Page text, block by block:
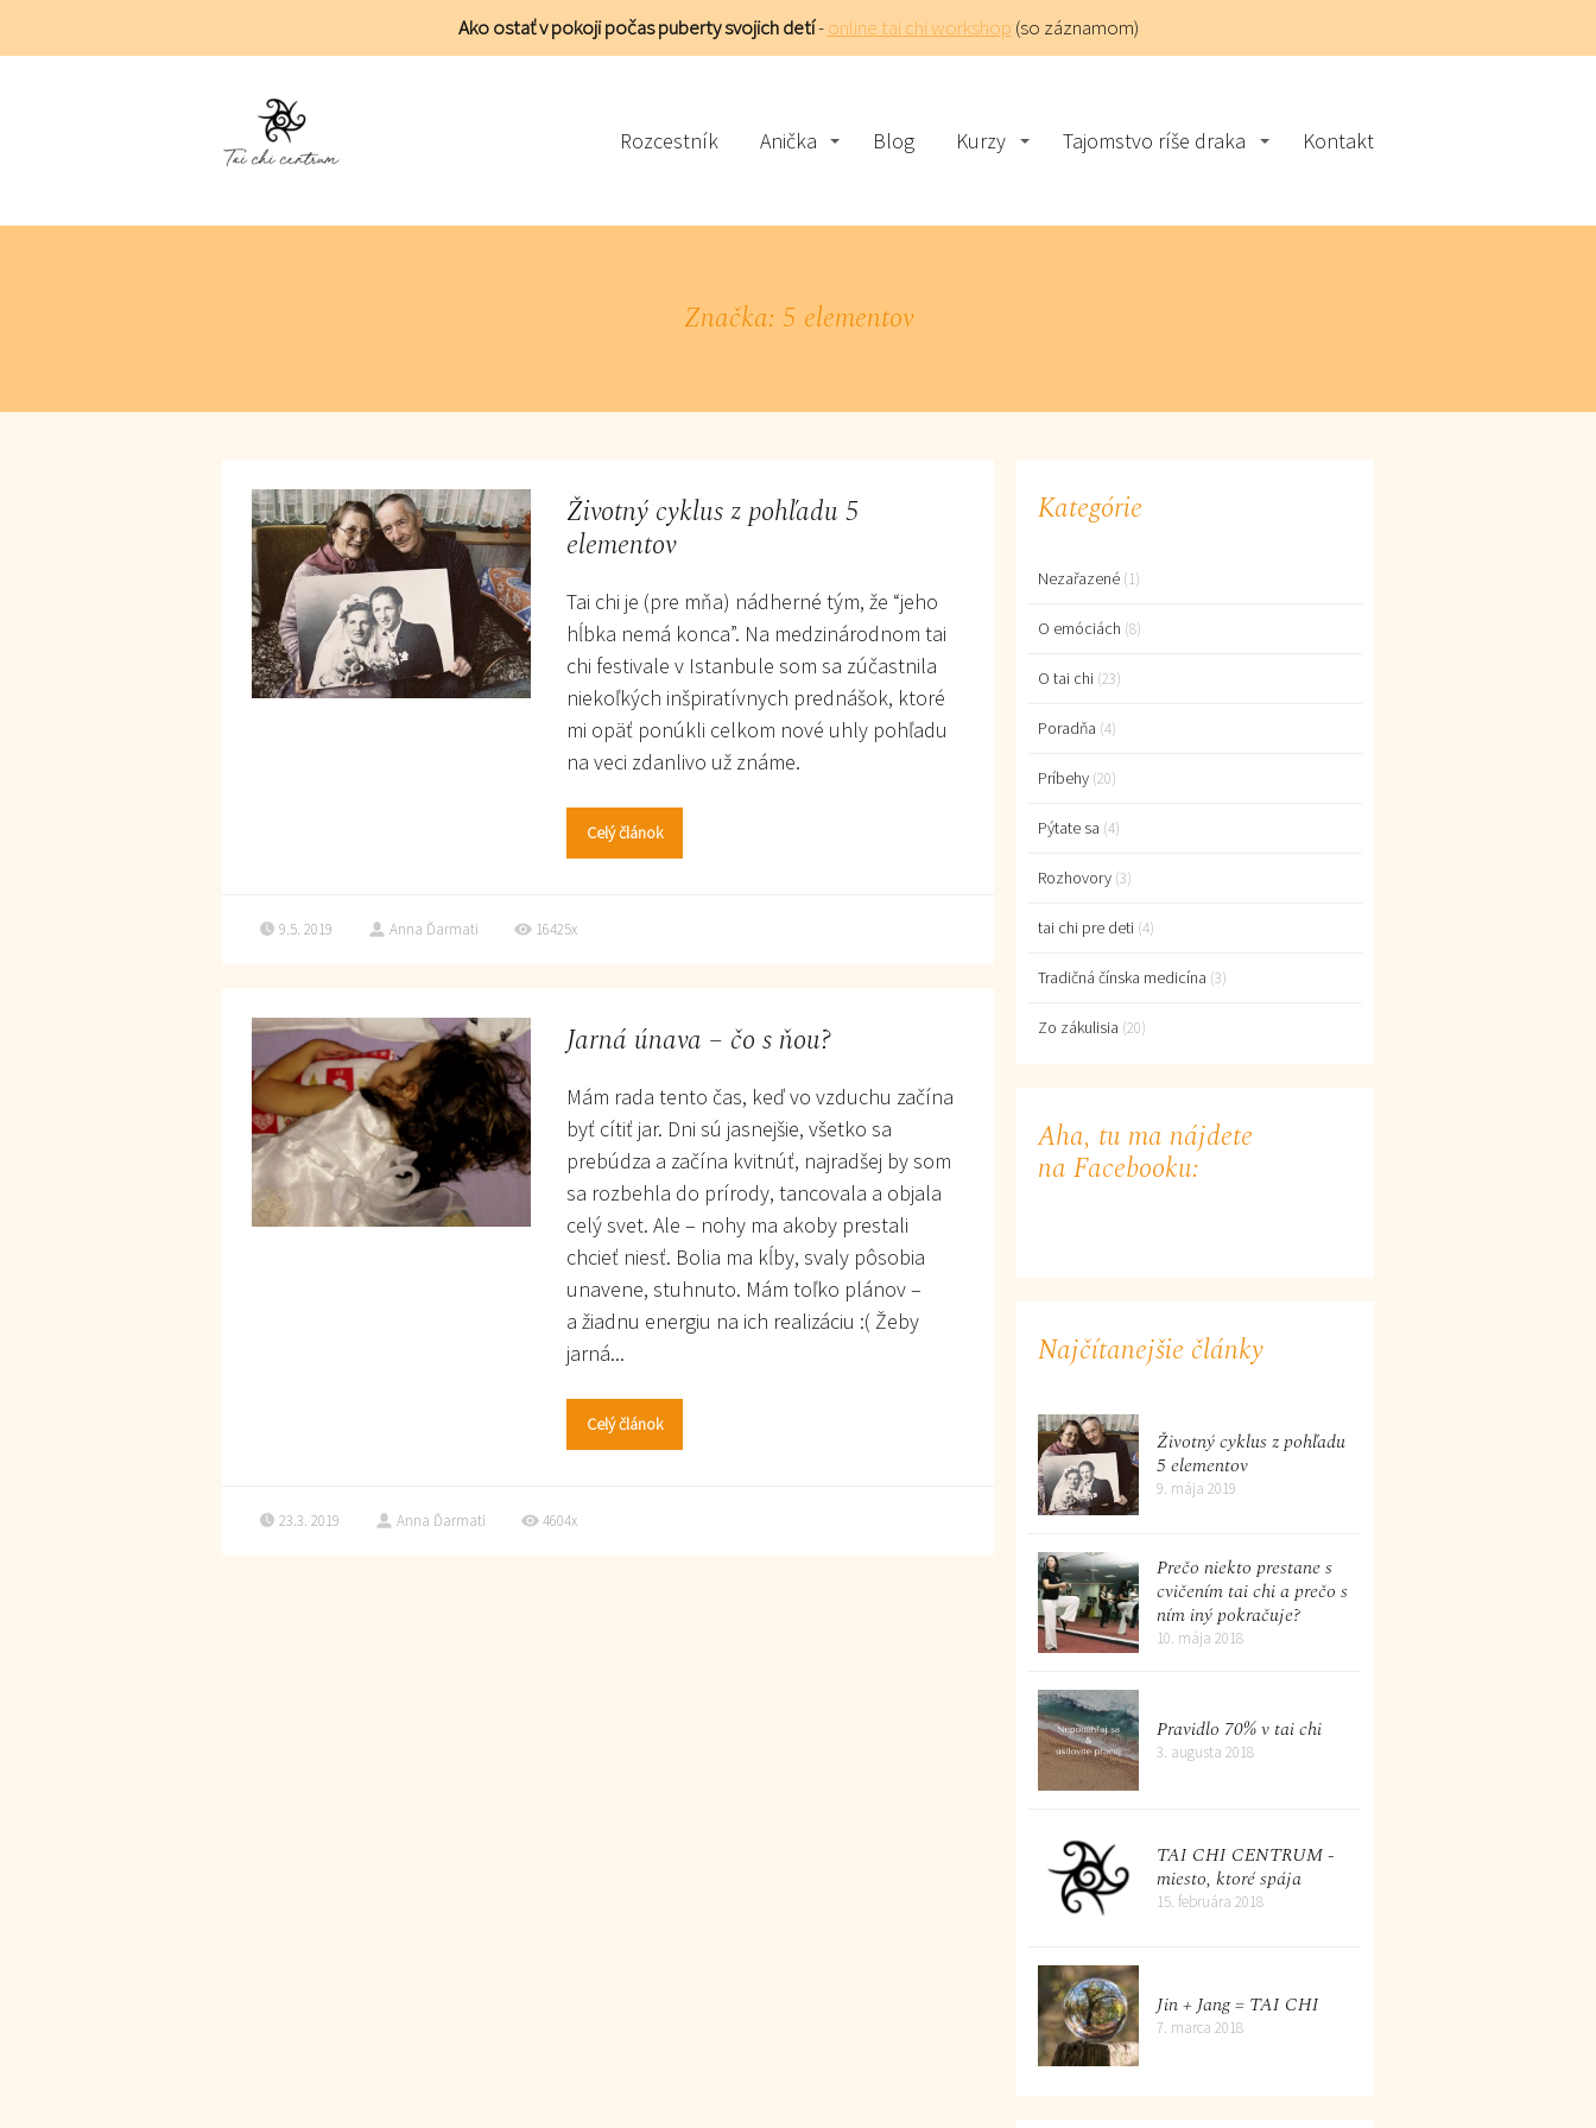
Ako ostať v pokoji počas puberty svojich detí-online tai chi workshop (so záznamom)
Rozcestník Anička Blog Kurzy Tajomstvo ríše draka Kontakt
Značka: 5 elementov
Životný cyklus z pohľadu 5
elementov
Tai chi je (pre mňa) nádherné tým, že “jeho
hĺbka nemá konca”. Na medzinárodnom tai
chi festivale v Istanbule som sa zúčastnila
niekoľkých inšpiratívnych prednášok, ktoré
mi opäť ponúkli celkom nové uhly pohľadu
na veci zdanlivo už známe.
Celý článok
9.5. 2019 Anna Ďarmati 16425x
Jarná únava – čo s ňou?
Mám rada tento čas, keď vo vzduchu začína
byť cítiť jar. Dni sú jasnejšie, všetko sa
prebúdza a začína kvitnúť, najradšej by som
sa rozbehla do prírody, tancovala a objala
celý svet. Ale – nohy ma akoby prestali
chcieť niesť. Bolia ma kĺby, svaly pôsobia
unavene, stuhnuto. Mám toľko plánov –
a žiadnu energiu na ich realizáciu :( Žeby
jarná...
Celý článok
23.3. 2019 Anna Ďarmati 4604x
Kategórie
Nezařazené (1)
O emóciách (8)
O tai chi (23)
Poradňa (4)
Príbehy (20)
Pýtate sa (4)
Rozhovory (3)
tai chi pre deti (4)
Tradičná čínska medicína (3)
Zo zákulisia (20)
Aha, tu ma nájdete
na Facebooku:
Najčítanejšie články
Životný cyklus z pohľadu
5 elementov
9. mája 2019
Prečo niekto prestane s
cvičením tai chi a prečo s
ním iný pokračuje?
10. mája 2018
Pravidlo 70% v tai chi
3. augusta 2018
TAI CHI CENTRUM -
miesto, ktoré spája
15. februára 2018
Jin + Jang = TAI CHI
7. marca 2018